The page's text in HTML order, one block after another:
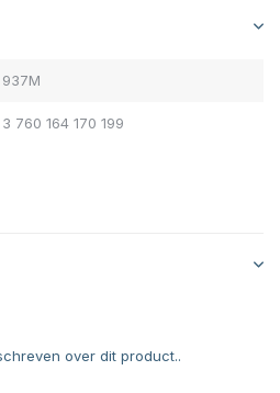
937M
3 760 164 170 199
over dit product..